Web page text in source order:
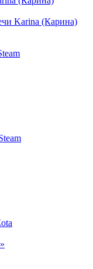
Karina (Карина)